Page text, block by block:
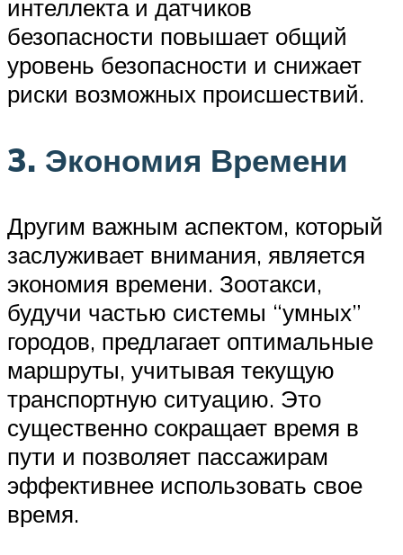
интеллекта и датчиков
безопасности повышает общий
уровень безопасности и снижает
риски возможных происшествий.
3. Экономия Времени
Другим важным аспектом, который
заслуживает внимания, является
экономия времени. Зоотакси,
будучи частью системы “умных”
городов, предлагает оптимальные
маршруты, учитывая текущую
транспортную ситуацию. Это
существенно сокращает время в
пути и позволяет пассажирам
эффективнее использовать свое
время.